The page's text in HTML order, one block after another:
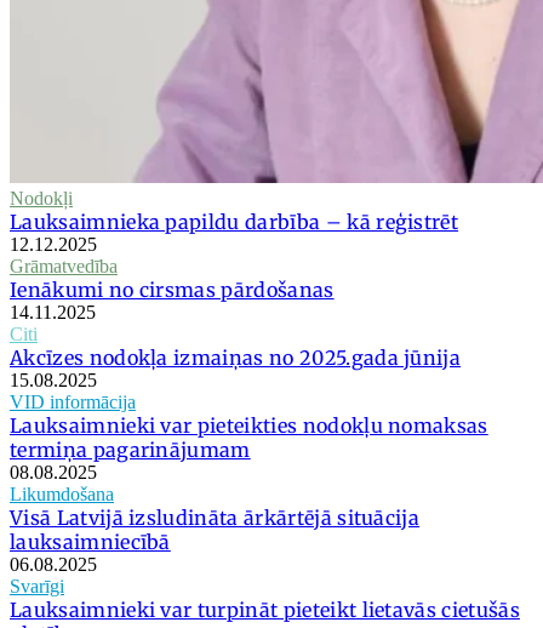
Nodokļi
Lauksaimnieka papildu darbība – kā reģistrēt
12.12.2025
Grāmatvedība
Ienākumi no cirsmas pārdošanas
14.11.2025
Citi
Akcīzes nodokļa izmaiņas no 2025.gada jūnija
15.08.2025
VID informācija
Lauksaimnieki var pieteikties nodokļu nomaksas
termiņa pagarinājumam
08.08.2025
Likumdošana
Visā Latvijā izsludināta ārkārtējā situācija
lauksaimniecībā
06.08.2025
Svarīgi
Lauksaimnieki var turpināt pieteikt lietavās cietušās